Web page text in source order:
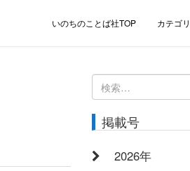
いのちのことば社TOP カテゴリ
検
索:
掲載号
2026年